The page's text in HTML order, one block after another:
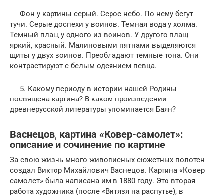
Фон у картины серый. Серое небо. По нему бегут
тучи. Серые доспехи у воинов. Темная вода у холма.
Темный плащ у одного из воинов. У другого плащ
яркий, красный. Малиновыми пятнами выделяются
щиты у двух воинов. Преобладают темные тона. Они
контрастируют с белым одеянием певца.
5. Какому периоду в истории нашей Родины
посвящена картина? В каком произведении
древнерусской литературы упоминается Баян?
Васнецов, картина «Ковер-самолет»:
описание и сочинение по картине
За свою жизнь много живописных сюжетных полотен
создал Виктор Михайлович Васнецов. Картина «Ковер
самолет» была написана им в 1880 году. Это вторая
работа художника (после «Витязя на распутье), в